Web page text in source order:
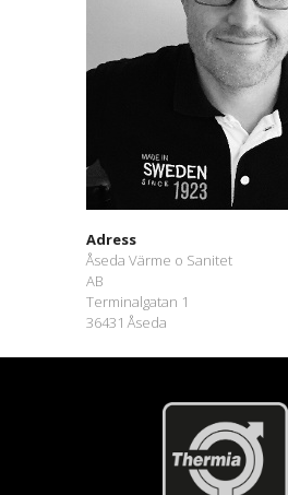
Adress
Åseda Värme o Sanitet
AB
Terminalgatan 1
36431 Åseda